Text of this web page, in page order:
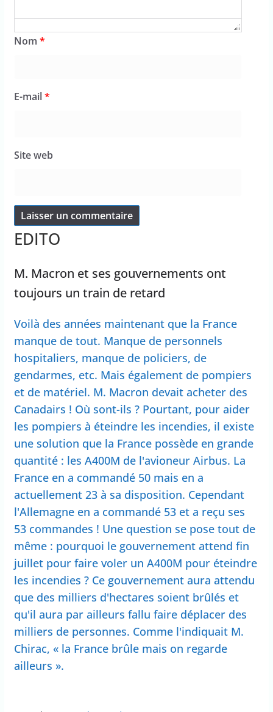
Nom *
E-mail*
Site web
EDITO
M. Macron et ses gouvernements ont
toujours un train de retard
Voilà des années maintenant que la France
manque de tout. Manque de personnels
hospitaliers, manque de policiers, de
gendarmes, etc. Mais également de pompiers
et de matériel. M. Macron devait acheter des
Canadairs ! Où sont-ils ? Pourtant, pour aider
les pompiers à éteindre les incendies, il existe
une solution que la France possède en grande
quantité : les A400M de l'avioneur Airbus. La
France en a commandé 50 mais en a
actuellement 23 à sa disposition. Cependant
l'Allemagne en a commandé 53 et a reçu ses
53 commandes ! Une question se pose tout de
même : pourquoi le gouvernement attend fin
juillet pour faire voler un A400M pour éteindre
les incendies ? Ce gouvernement aura attendu
que des milliers d'hectares soient brûlés et
qu'il aura par ailleurs fallu faire déplacer des
milliers de personnes. Comme l'indiquait M.
Chirac, « la France brûle mais on regarde
ailleurs ».